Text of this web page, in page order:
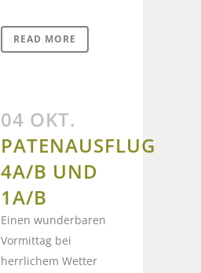
READ MORE
04 OKT.
PATENAUSFLUG
4A/B UND
1A/B
Einen wunderbaren
Vormittag bei
herrlichem Wetter